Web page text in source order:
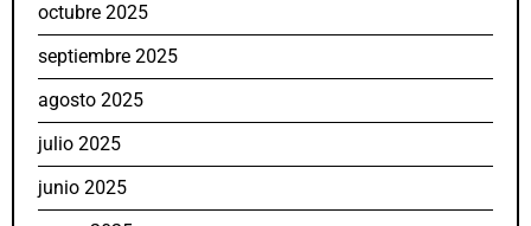
octubre 2025
septiembre 2025
agosto 2025
julio 2025
junio 2025